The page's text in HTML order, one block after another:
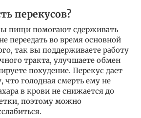
перекусов?
пищи помогают сдерживать
переедать во время основной
так вы поддерживаете работу
тракта, улучшаете обмен
похудение. Перекус дает
что голодная смерть ему не
в крови не снижается до
поэтому можно